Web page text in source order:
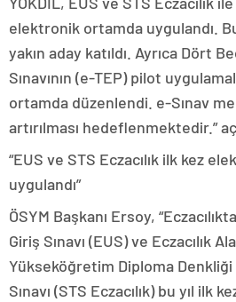
elektronik ortamda uygulandı.
yakın aday katıldı. Ayrıca Dört
Sınavının (e-TEP) pilot
ortamda düzenlendi. e-Sınav
artırılması hedeflenmektedir.”
“EUS ve STS Eczacılık ilk kez
uygulandı”
ÖSYM Başkanı Ersoy,
Giriş Sınavı (EUS) ve Eczacılık
Yükseköğretim Diploma
Sınavı (STS Eczacılık) bu yıl ilk